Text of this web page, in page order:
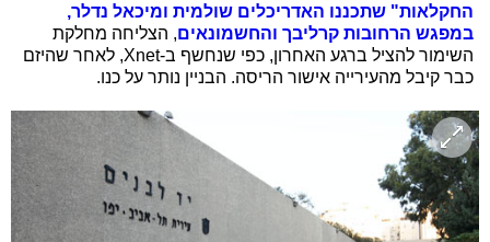
החקלאות" שתכננו האדריכלים שולמית ומיכאל נדלר,
במפגש הרחובות קרליבך והחשמונאים, הצליחה מחלקת
השימור להציל ברגע האחרון, כפי שנחשף ב-Xnet, לאחר שהיזם
כבר קיבל מהעירייה אישור הריסה. הבניין נותר על כנו.